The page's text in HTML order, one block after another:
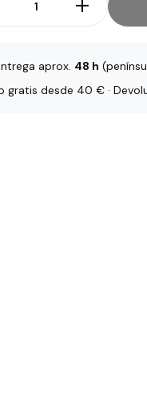
aprox. 48 h
gratis desde 40 € ·